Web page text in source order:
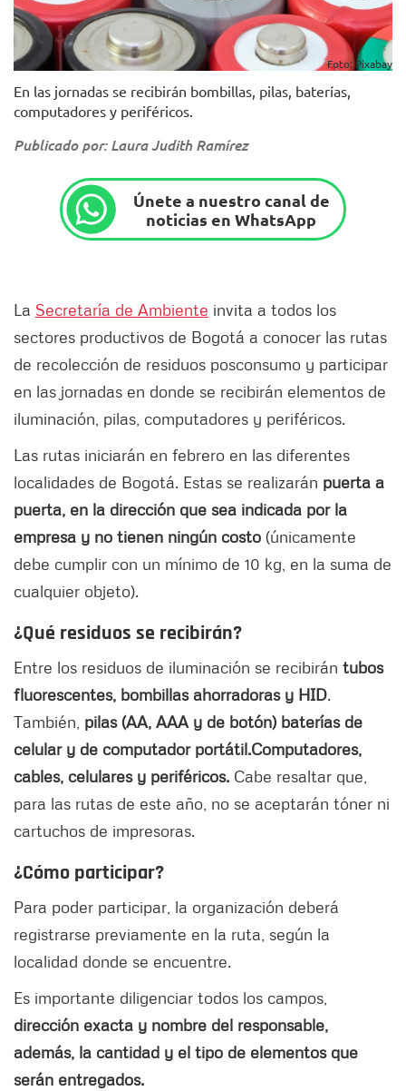
Foto: Pixabay
En las jornadas se recibirán bombillas, pilas, baterías,
computadores y periféricos.
Publicado por: Laura Judith Ramírez
Únete a nuestro canal de
noticias en WhatsApp
La Secretaría de Ambiente invita a todos los
sectores productivos de Bogotá a conocer las rutas
de recolección de residuos posconsumo y participar
en las jornadas en donde se recibirán elementos de
iluminación, pilas, computadores y periféricos.
Las rutas iniciarán en febrero en las diferentes
localidades de Bogotá. Estas se realizarán puerta a
puerta, en la dirección que sea indicada por la
empresa y no tienen ningún costo (únicamente
debe cumplir con un mínimo de 10 kg, en la suma de
cualquier objeto).
¿Qué residuos se recibirán?
Entre los residuos de iluminación se recibirán tubos
fluorescentes, bombillas ahorradoras y HID.
También, pilas (AA, AAA y de botón) baterías de
celular y de computador portátil.Computadores,
cables, celulares y periféricos. Cabe resaltar que,
para las rutas de este año, no se aceptarán tóner ni
cartuchos de impresoras.
¿Cómo participar?
Para poder participar, la organización deberá
registrarse previamente en la ruta, según la
localidad donde se encuentre.
Es importante diligenciar todos los campos,
dirección exacta y nombre del responsable,
además, la cantidad y el tipo de elementos que
serán entregados.